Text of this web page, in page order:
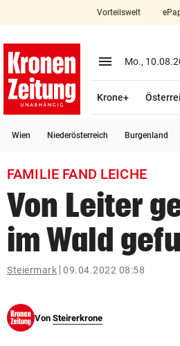
account_circle Anmelden
bookmark
search
Suchbegriff
eingeben
© Krone Multimedia GmbH & Co KG
Vorteilswelt
menu Menü
Mo.,
Krone+
Wien Niederösterreich Burgenland
FAMILIE FAND LEICHE
Von Leiter
im Wald
Steiermark 09.04.2022 08:58
Von Steirerkrone